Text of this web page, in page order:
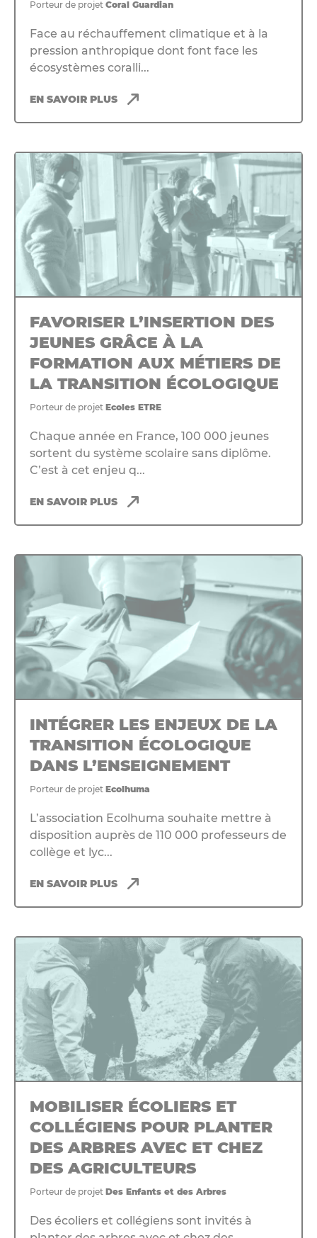
Porteur de projet Coral Guardian
Face au réchauffement climatique et à la
pression anthropique dont font face les
écosystèmes coralli...
EN SAVOIR PLUS
FAVORISER L’INSERTION DES
JEUNES GRÂCE À LA
FORMATION AUX MÉTIERS DE
LA TRANSITION ÉCOLOGIQUE
Porteur de projet Ecoles ETRE
Chaque année en France, 100 000 jeunes
sortent du système scolaire sans diplôme.
C’est à cet enjeu q...
EN SAVOIR PLUS
INTÉGRER LES ENJEUX DE LA
TRANSITION ÉCOLOGIQUE
DANS L’ENSEIGNEMENT
Porteur de projet Ecolhuma
L’association Ecolhuma souhaite mettre à
disposition auprès de 110 000 professeurs de
collège et lyc...
EN SAVOIR PLUS
MOBILISER ÉCOLIERS ET
COLLÉGIENS POUR PLANTER
DES ARBRES AVEC ET CHEZ
DES AGRICULTEURS
Porteur de projet Des Enfants et des Arbres
Des écoliers et collégiens sont invités à